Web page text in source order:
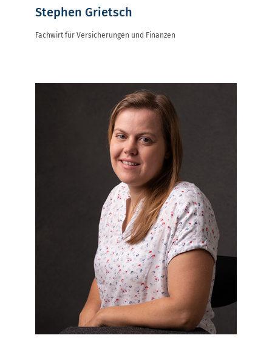
Stephen Grietsch
Fachwirt für Versicherungen und Finanzen